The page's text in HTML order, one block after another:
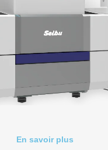
En savoir plus